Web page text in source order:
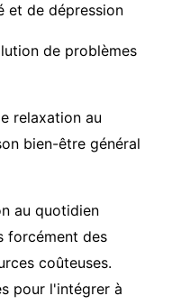
et de dépression
de problèmes
relaxation au
bien-être général
au quotidien
forcément des
coûteuses.
pour l'intégrer à